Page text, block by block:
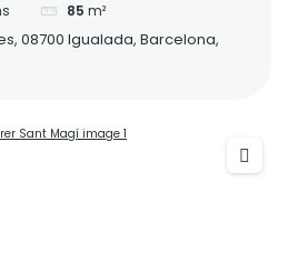
85 m²
08700 Igualada, Barcelona,